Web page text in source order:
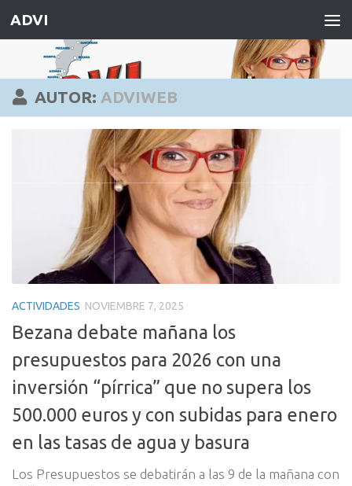
Saltar al contenido
ADVI
AUTOR: ADVIWEB
ACTIVIDADES NOVIEMBRE 7, 2025
Bezana debate mañana los
presupuestos para 2026 con una
inversión “pírrica” que no supera los
500.000 euros y con subidas para enero
en las tasas de agua y basura
Los Presupuestos se debatirán a las 9 de la mañana con